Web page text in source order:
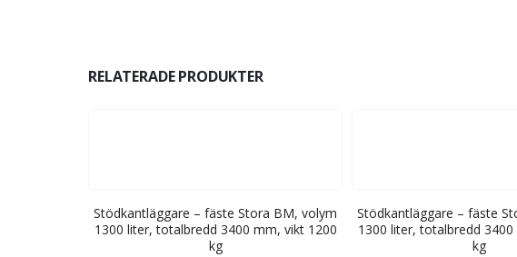
RELATERADE PRODUKTER
Stödkantläggare – fäste Stora BM, volym
1300 liter, totalbredd 3400 mm, vikt 1200
kg
Stödkantläggare – fäste
1300 liter, totalbredd
kg